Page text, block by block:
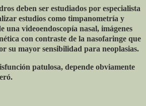
deben ser estudiados por especialista
estudios como timpanometría y
una videoendoscopía nasal, imágenes
con contraste de la nasofaringe que
su mayor sensibilidad para neoplasias.
patulosa, depende obviamente